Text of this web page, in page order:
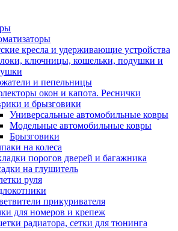
кресла и удерживающие устройства
ключницы, кошельки, подушки и
и пепельницы
окон и капота. Реснички
и брызговики
Универсальные автомобильные ковры
Модельные автомобильные ковры
Брызговики
на колеса
порогов дверей и багажника
на глушитель
руля
прикуривателя
для номеров и крепеж
радиатора, сетки для тюнинга